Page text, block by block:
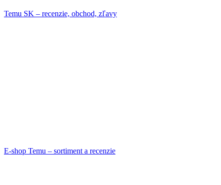
Temu SK – recenzie, obchod, zľavy
E-shop Temu – sortiment a recenzie